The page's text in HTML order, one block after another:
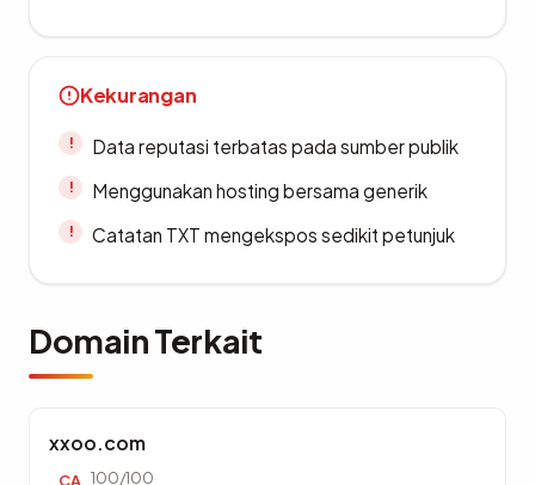
Kekurangan
Data reputasi terbatas pada sumber publik
Menggunakan hosting bersama generik
Catatan TXT mengekspos sedikit petunjuk
Domain Terkait
xxoo.com
CA 100/100